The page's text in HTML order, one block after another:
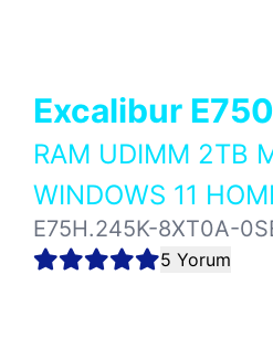
Excalibur E750
RAM UDIMM 2TB
WINDOWS 11
E75H.245K-8XT0A-
5 Yorum